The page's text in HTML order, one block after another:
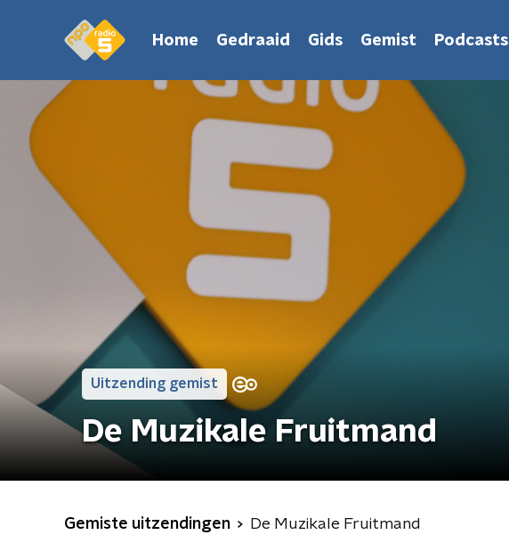
Home Gedraaid Gids Gemist Podcasts
Uitzending gemist
De Muzikale Fruitmand
Gemiste uitzendingen De Muzikale Fruitmand